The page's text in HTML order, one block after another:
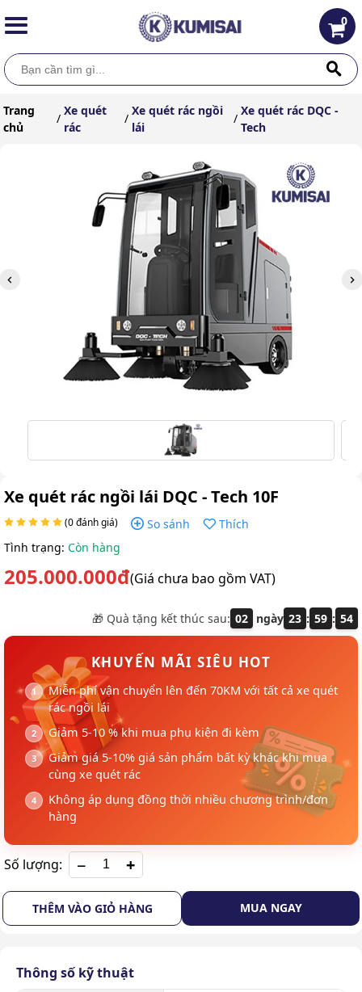
0
Trang
chủ
/
Xe quét
rác
/
Xe quét rác ngồi
lái
/
Xe quét rác DQC -
Tech
Xe quét rác ngồi lái DQC - Tech 10F
(0 đánh giá) So sánh
Thích
Tình trạng: Còn hàng
205.000.000đ(Giá chưa bao gồm VAT)
🎁 Quà tặng kết thúc sau: 02 ngày 23 : 59 : 53
KHUYẾN MÃI SIÊU HOT
Miễn phí vận chuyển lên đến 70KM với tất cả xe quét
rác ngồi lái
Giảm 5-10 % khi mua phụ kiện đi kèm
Giảm giá 5-10% giá sản phẩm bất kỳ khác khi mua
cùng xe quét rác
Không áp dụng đồng thời nhiều chương trình/đơn
hàng
Số lượng: +
THÊM VÀO GIỎ HÀNG MUA NGAY
Thông số kỹ thuật